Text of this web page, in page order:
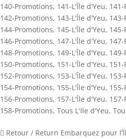
140-Promotions, 141-L'Île d'Yeu,
142-Promotions, 143-L'Île d'Yeu,
144-Promotions, 145-L'Île d'Yeu,
146-Promotions, 147-L'Île d'Yeu,
148-Promotions, 149-L'Île d'Yeu,
150-Promotions, 151-L'Île d'Yeu,
152-Promotions, 153-L'Île d'Yeu,
154-Promotions, 155-L'Île d'Yeu,
156-Promotions, 157-L'Île d'Yeu,
158-Promotions, Tous L'Ile d'Yeu,
 Retour / Return Embarquez pour